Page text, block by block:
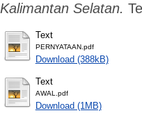
Kalimantan Selatan.
Text
PERNYATAAN.pdf
Download (388kB)
Text
AWAL.pdf
Download (1MB)